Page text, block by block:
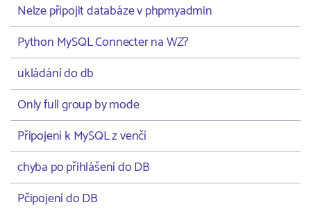
Nelze připojit databáze v phpmyadmin
Python MySQL Connecter na WZ?
ukládání do db
Only full group by mode
Připojení k MySQL z venčí
chyba po přihlášení do DB
Pčipojení do DB